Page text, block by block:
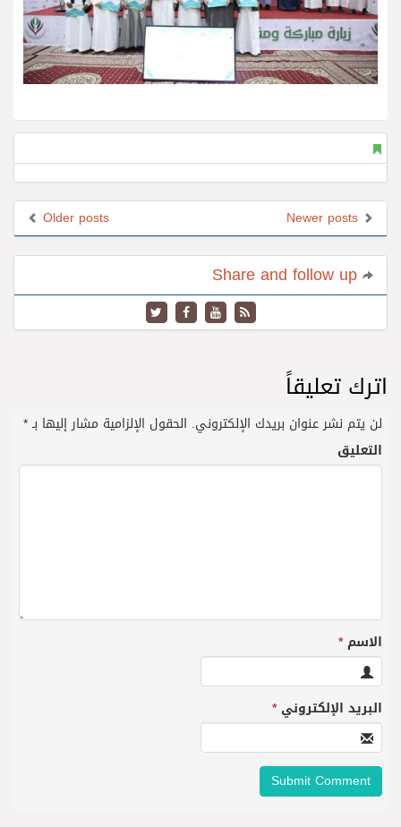
Older posts
اترك تعليقاً
لن يتم نشر عنوان بريدك الإلكتروني. الحقول الإلزامية مشار إليها بـ*
التعليق
الاسم*
البريد الإلكتروني*